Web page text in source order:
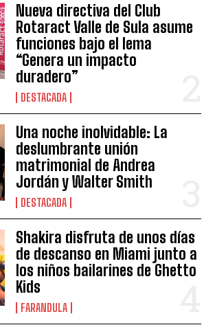
Nueva directiva del Club
Rotaract Valle de Sula asume
funciones bajo el lema
“Genera un impacto
duradero”
DESTACADA
Una noche inolvidable: La
deslumbrante unión
matrimonial de Andrea
Jordán y Walter Smith
DESTACADA
Shakira disfruta de unos días
de descanso en Miami junto a
los niños bailarines de Ghetto
Kids
FARANDULA